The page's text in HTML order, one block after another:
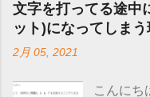
文字を打ってる途中
ット)になってしま
2月 05, 2021
こんにち